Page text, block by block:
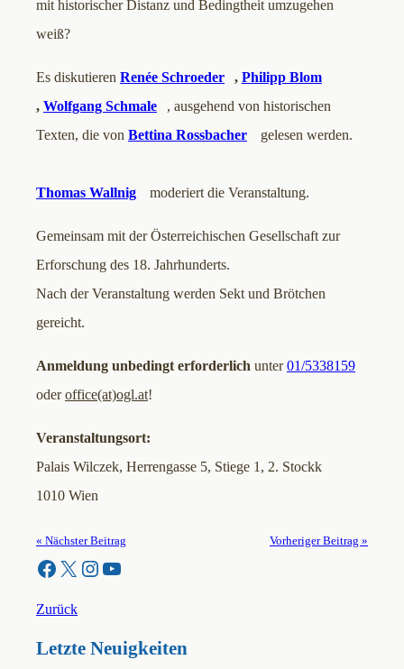
mit historischer Distanz und Bedingtheit umzugehen
weiß?
Es diskutieren Renée Schroeder , Philipp Blom
, Wolfgang Schmale
, ausgehend von historischen
Texten, die von Bettina Rossbacher gelesen werden.
Thomas Wallnig moderiert die Veranstaltung.
Gemeinsam mit der Österreichischen Gesellschaft zur
Erforschung des 18. Jahrhunderts.
Nach der Veranstaltung werden Sekt und Brötchen
gereicht.
Anmeldung unbedingt erforderlich unter01/5338159
oderoffice(at)ogl.at!
Veranstaltungsort:
Palais Wilczek, Herrengasse 5, Stiege 1, 2. Stockk
1010 Wien
« Nächster Beitrag Vorheriger Beitrag »
Facebook X Instagram YouTube
Zurück
Letzte Neuigkeiten